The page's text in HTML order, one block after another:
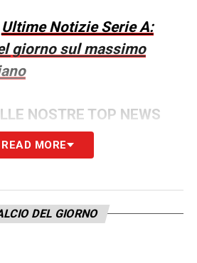
Ultime Notizie Serie A:
giorno sul massimo
NOSTRE TOP NEWS
READ MORE
DEL GIORNO